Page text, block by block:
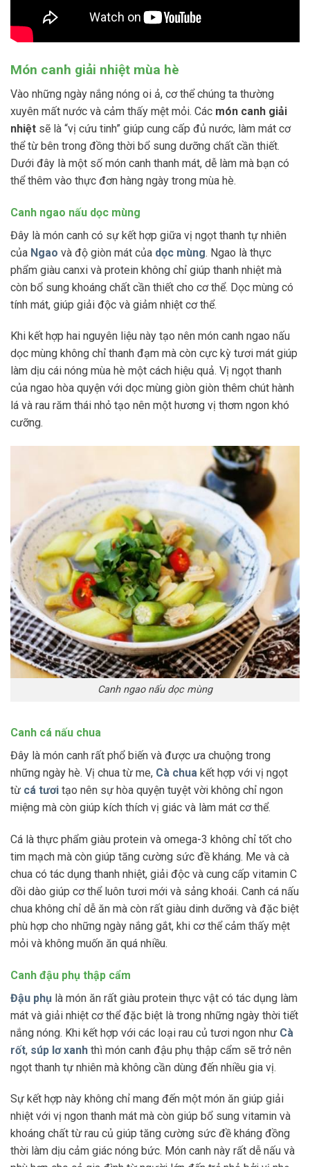
Món canh giải nhiệt mùa hè
Vào những ngày nắng nóng oi ả, cơ thể chúng ta thường
xuyên mất nước và cảm thấy mệt mỏi. Các món canh giải
nhiệt sẽ là “vị cứu tinh” giúp cung cấp đủ nước, làm mát cơ
thể từ bên trong đồng thời bổ sung dưỡng chất cần thiết.
Dưới đây là một số món canh thanh mát, dễ làm mà bạn có
thể thêm vào thực đơn hàng ngày trong mùa hè.
Canh ngao nấu dọc mùng
Đây là món canh có sự kết hợp giữa vị ngọt thanh tự nhiên
của Ngao và độ giòn mát của dọc mùng. Ngao là thực
phẩm giàu canxi và protein không chỉ giúp thanh nhiệt mà
còn bổ sung khoáng chất cần thiết cho cơ thể. Dọc mùng có
tính mát, giúp giải độc và giảm nhiệt cơ thể.
Khi kết hợp hai nguyên liệu này tạo nên món canh ngao nấu
dọc mùng không chỉ thanh đạm mà còn cực kỳ tươi mát giúp
làm dịu cái nóng mùa hè một cách hiệu quả. Vị ngọt thanh
của ngao hòa quyện với dọc mùng giòn giòn thêm chút hành
lá và rau răm thái nhỏ tạo nên một hương vị thơm ngon khó
cưỡng.
Canh ngao nấu dọc mùng
Canh cá nấu chua
Đây là món canh rất phổ biến và được ưa chuộng trong
những ngày hè. Vị chua từ me, Cà chua kết hợp với vị ngọt
từ cá tươi tạo nên sự hòa quyện tuyệt vời không chỉ ngon
miệng mà còn giúp kích thích vị giác và làm mát cơ thể.
Cá là thực phẩm giàu protein và omega-3 không chỉ tốt cho
tim mạch mà còn giúp tăng cường sức đề kháng. Me và cà
chua có tác dụng thanh nhiệt, giải độc và cung cấp vitamin C
dồi dào giúp cơ thể luôn tươi mới và sảng khoái. Canh cá nấu
chua không chỉ dễ ăn mà còn rất giàu dinh dưỡng và đặc biệt
phù hợp cho những ngày nắng gắt, khi cơ thể cảm thấy mệt
mỏi và không muốn ăn quá nhiều.
Canh đậu phụ thập cẩm
Đậu phụ là món ăn rất giàu protein thực vật có tác dụng làm
mát và giải nhiệt cơ thể đặc biệt là trong những ngày thời tiết
nắng nóng. Khi kết hợp với các loại rau củ tươi ngon như Cà
rốt, súp lơ xanh thì món canh đậu phụ thập cẩm sẽ trở nên
ngọt thanh tự nhiên mà không cần dùng đến nhiều gia vị.
Sự kết hợp này không chỉ mang đến một món ăn giúp giải
nhiệt với vị ngon thanh mát mà còn giúp bổ sung vitamin và
khoáng chất từ rau củ giúp tăng cường sức đề kháng đồng
thời làm dịu cảm giác nóng bức. Món canh này rất dễ nấu và